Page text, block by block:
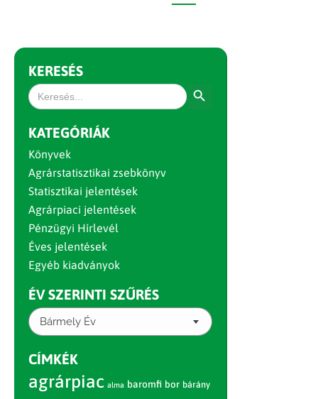
KERESÉS
Search
for:
KATEGÓRIÁK
Könyvek
Agrárstatisztikai zsebkönyv
Statisztikai jelentések
Agrárpiaci jelentések
Pénzügyi Hírlevél
Éves jelentések
Egyéb kiadványok
ÉV SZERINTI SZŰRÉS
Bármely Év
CÍMKÉK
agrárpiac alma baromfi bor bárány